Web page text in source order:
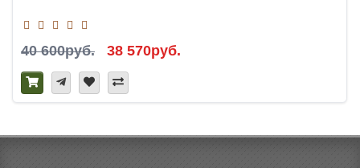
40 600руб. 38 570руб.